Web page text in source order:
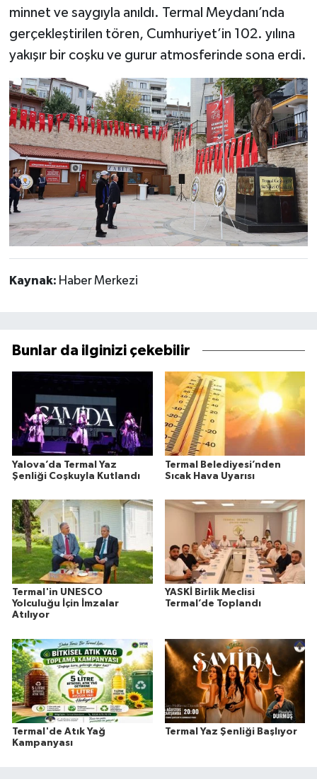
minnet ve saygıyla anıldı. Termal Meydanı’nda
gerçekleştirilen tören, Cumhuriyet’in 102. yılına
yakışır bir coşku ve gurur atmosferinde sona erdi.
Kaynak: Haber Merkezi
Bunlar da ilginizi çekebilir
Yalova’da Termal Yaz
Şenliği Coşkuyla Kutlandı
Termal Belediyesi’nden
Sıcak Hava Uyarısı
Termal'in UNESCO
Yolculuğu İçin İmzalar
Atılıyor
YASKİ Birlik Meclisi
Termal’de Toplandı
Termal'de Atık Yağ
Kampanyası
Termal Yaz Şenliği Başlıyor